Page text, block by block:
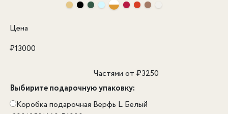
Цена
₽13000
Частями от ₽3250
Выбирите подарочную упаковку:
Коробка подарочная Верфь L Белый